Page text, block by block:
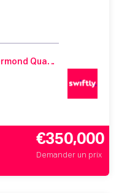
Apartment 14, Butler Court, 31 Ormond Quay Lower, Dublin 1, Co. Dublin, D01 K588
€350,000
Demander un prix